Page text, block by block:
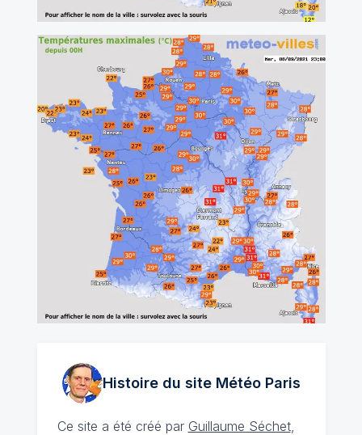
Histoire du site MétéoParis
Ce site a été créé par Guillaume Séchet,